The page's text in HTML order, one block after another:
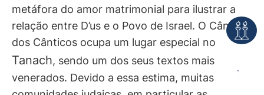
metáfora do amor matrimonial para ilustrar a
relação entre D’us e o Povo de Israel. O Cântico
dos Cânticos ocupa um lugar especial no
Tanach, sendo um dos seus textos mais
venerados. Devido a essa estima, muitas